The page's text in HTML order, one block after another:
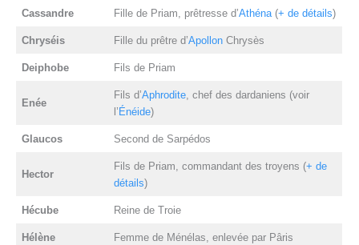
Cassandre Fille de Priam, prêtresse d’Athéna(+ de détails)
Chryséis Fille du prêtre d’Apollon Chrysès
Deiphobe Fils de Priam
Enée
Fils d’Aphrodite, chef des dardaniens (voir
l’ Énéide)
Glaucos Second de Sarpédos
Hector
Fils de Priam, commandant des troyens (+ de
détails)
Hécube Reine de Troie
Hélène Femme de Ménélas, enlevée par Pâris